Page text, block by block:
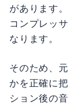
があります。
コンプレッ
なります。
そのため、
かを正確に
ション後の